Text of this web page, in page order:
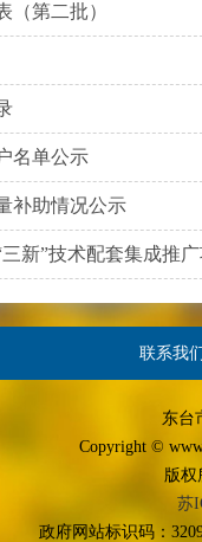
（第二批）
名单公示
补助情况公示
新”技术配套集成推
联系我
东台
Copyright ©
版权
苏
政府网站标识码：